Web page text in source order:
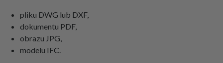
pliku DWG lub DXF,
dokumentu PDF,
obrazu JPG,
modelu IFC.